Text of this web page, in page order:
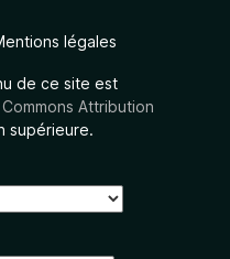
légales
de ce site est
Attribution
supérieure.